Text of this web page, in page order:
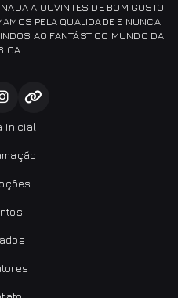
A OUVINTES DE BOM GOSTO
PELA QUALIDADE E NUNCA
AO FANTÁSTICO MUNDO DA
Inicial